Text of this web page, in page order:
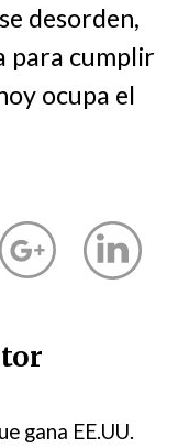
desorden,
para cumplir
ocupa el
gana EE.UU.